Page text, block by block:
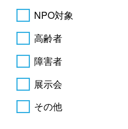
NPO対象
高齢者
障害者
展示会
その他